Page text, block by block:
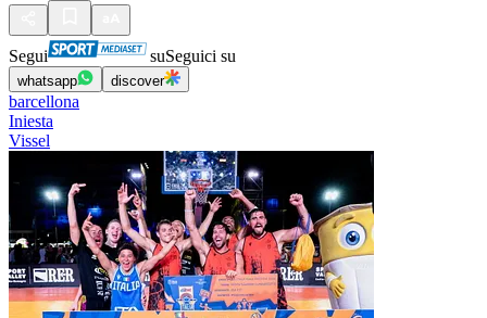
Segui suSeguici su
whatsapp discover
barcellona
Iniesta
Vissel